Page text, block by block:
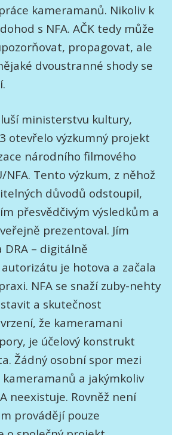
kameramanů. Nikoliv k
s NFA. AČK tedy může
propagovat, ale
dvoustranné shody se
ministerstvu kultury,
otevřelo výzkumný projekt
národního filmového
NFA. Tento výzkum, z něhož
důvodů odstoupil,
přesvědčivým výsledkům a
prezentoval. Jím
– digitálně
je hotova a začala
NFA se snaží zuby-nehty
a skutečnost
že kameramani
je účelový konstrukt
Žádný osobní spor mezi
kameramanů a jakýmkoliv
neexistuje. Rovněž není
provádějí pouze